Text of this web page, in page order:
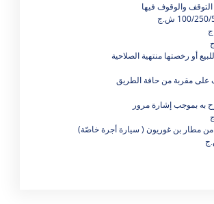
التوقف والوقوف فيها
أو رخصتها منتهية الصلاحية
على مقربة من حافة الطريق
به بموجب إشارة مرور
مطار بن غوريون ( سيارة أجرة خاصّة)